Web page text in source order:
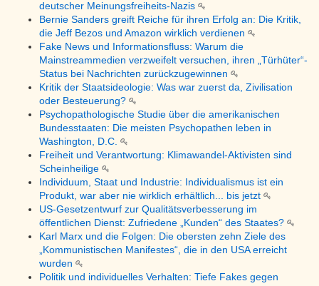
deutscher Meinungsfreiheits-Nazis
Bernie Sanders greift Reiche für ihren Erfolg an: Die Kritik,
die Jeff Bezos und Amazon wirklich verdienen
Fake News und Informationsfluss: Warum die
Mainstreammedien verzweifelt versuchen, ihren „Türhüter“-
Status bei Nachrichten zurückzugewinnen
Kritik der Staatsideologie: Was war zuerst da, Zivilisation
oder Besteuerung?
Psychopathologische Studie über die amerikanischen
Bundesstaaten: Die meisten Psychopathen leben in
Washington, D.C.
Freiheit und Verantwortung: Klimawandel-Aktivisten sind
Scheinheilige
Individuum, Staat und Industrie: Individualismus ist ein
Produkt, war aber nie wirklich erhältlich... bis jetzt
US-Gesetzentwurf zur Qualitätsverbesserung im
öffentlichen Dienst: Zufriedene „Kunden“ des Staates?
Karl Marx und die Folgen: Die obersten zehn Ziele des
„Kommunistischen Manifestes“, die in den USA erreicht
wurden
Politik und individuelles Verhalten: Tiefe Fakes gegen